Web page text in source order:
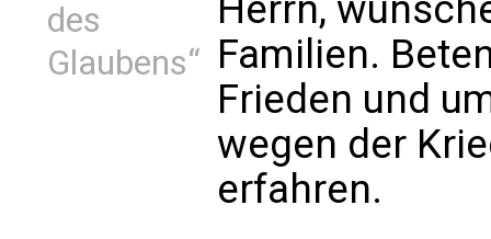
des
Glaubens“ Familien.
Frieden und
wegen der
erfahren.